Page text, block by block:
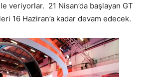
veriyorlar. 21 Nisan’da başlayan GT
16 Haziran’a kadar devam edecek.